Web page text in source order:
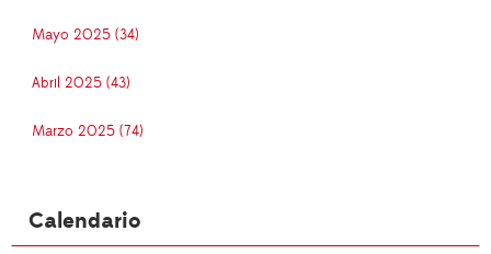
Mayo 2025 (34)
Abril 2025 (43)
Marzo 2025 (74)
Calendario